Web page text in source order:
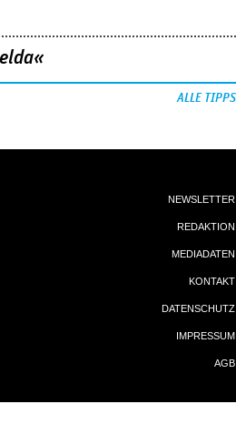
ALLE TIPPS
NEWSLETTER
REDAKTION
MEDIADATEN
KONTAKT
DATENSCHUTZ
IMPRESSUM
AGB